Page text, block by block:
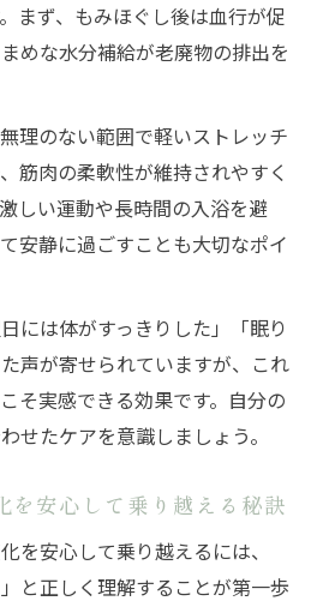
まず、もみほぐし後は血行が促
めな水分補給が老廃物の排出を
理のない範囲で軽いストレッチ
筋肉の柔軟性が維持されやすく
しい運動や長時間の入浴を避
安静に過ごすことも大切なポイ
には体がすっきりした」「眠り
声が寄せられていますが、これ
そ実感できる効果です。自分の
せたケアを意識しましょう。
を安心して乗り越える秘訣
を安心して乗り越えるには、
と正しく理解することが第一歩